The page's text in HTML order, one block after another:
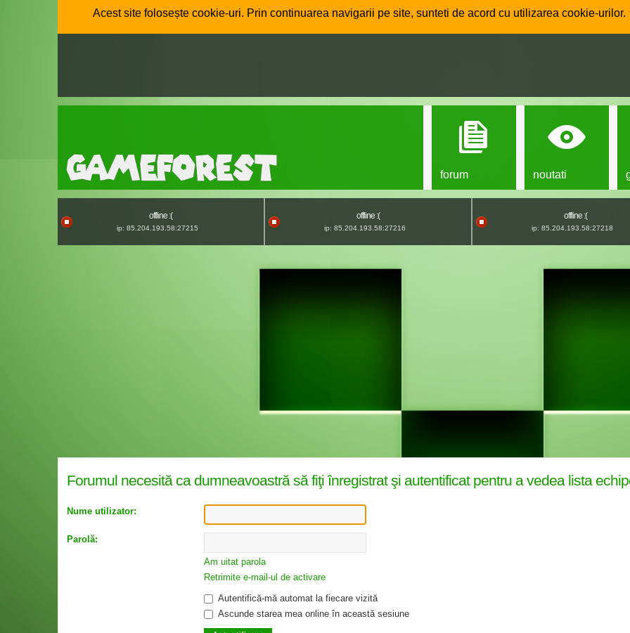
Acest site folosește cookie-uri. Prin continuarea navigarii pe site, sunteti de acord cu utilizarea cookie-urilor.
forum noutati
offline :(
ip: 85.204.193.58:27215
offline :(
ip: 85.204.193.58:27216
offline :(
ip: 85.204.193.58:27218
Forumul necesită ca dumneavoastră să fiţi înregistrat şi autentificat pentru a vedea lista
Nume utilizator:
Parolă:
Am uitat parola
Retrimite e-mail-ul de activare
Autentifică-mă automat la fiecare vizită
Ascunde starea mea online în această sesiune